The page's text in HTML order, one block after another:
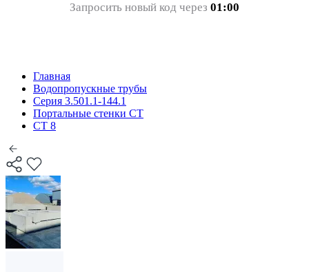
Запросить новый код через 01:00
Главная
Водопропускные трубы
Серия 3.501.1-144.1
Портальные стенки СТ
СТ 8